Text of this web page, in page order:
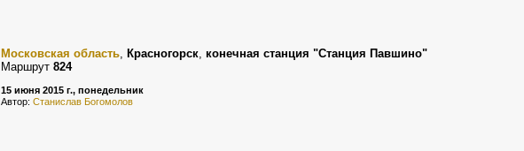
Московская область, Красногорск, конечная станция "Станция Павшино"
Маршрут 824
15 июня 2015 г., понедельник
Автор: Станислав Богомолов